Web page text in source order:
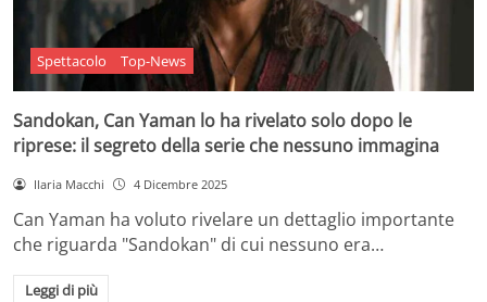
Spettacolo Top-News
Sandokan, Can Yaman lo ha rivelato solo dopo le
riprese: il segreto della serie che nessuno immagina
Ilaria Macchi 4 Dicembre 2025
Can Yaman ha voluto rivelare un dettaglio importante
che riguarda "Sandokan" di cui nessuno era…
Leggi di più